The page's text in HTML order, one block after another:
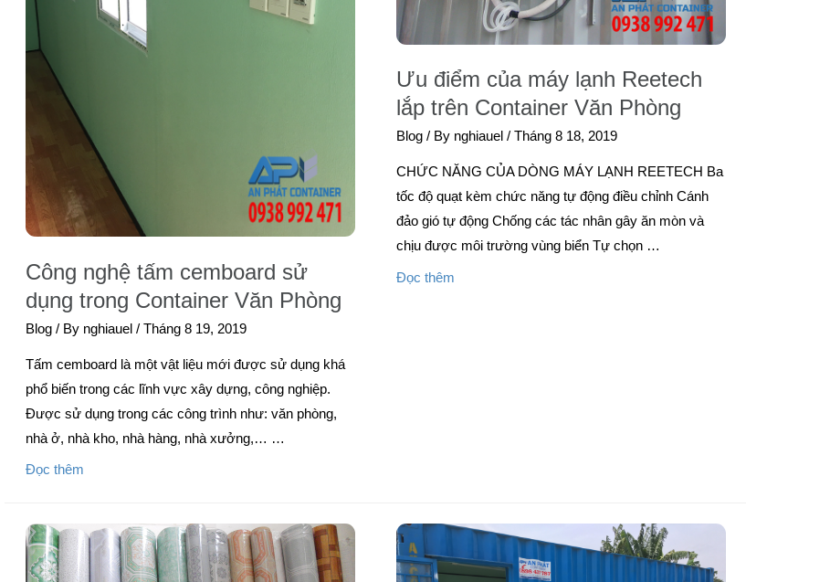
Công nghệ tấm cemboard sử
dụng trong Container Văn Phòng
Blog/ By nghiauel / Tháng 8 19, 2019
Tấm cemboard là một vật liệu mới được sử dụng khá
phổ biến trong các lĩnh vực xây dựng, công nghiệp.
Được sử dụng trong các công trình như: văn phòng,
nhà ở, nhà kho, nhà hàng, nhà xưởng,… …
Đọc thêm
Ưu điểm của máy lạnh Reetech
lắp trên Container Văn Phòng
Blog/ By nghiauel / Tháng 8 18, 2019
CHỨC NĂNG CỦA DÒNG MÁY LẠNH REETECH Ba
tốc độ quạt kèm chức năng tự động điều chỉnh Cánh
đảo gió tự động Chống các tác nhân gây ăn mòn và
chịu được môi trường vùng biển Tự chọn …
Đọc thêm